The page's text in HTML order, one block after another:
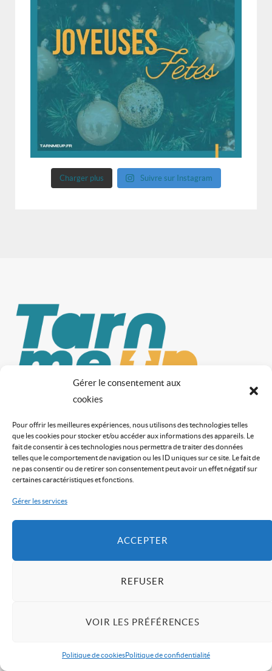
Gérer le consentement aux
cookies
Pour offrir les meilleures expériences, nous utilisons des technologies telles
que les cookies pour stocker et/ou accéder aux informations des appareils. Le
fait de consentir à ces technologies nous permettra de traiter des données
telles que le comportement de navigation ou les ID uniques sur ce site. Le fait de
ne pas consentir ou de retirer son consentement peut avoir un effet négatif sur
certaines caractéristiques et fonctions.
Gérer les services
ACCEPTER
REFUSER
VOIR LES PRÉFÉRENCES
Politique de cookiesPolitique de confidentialité
Charger plus Suivre sur Instagram
A propos
« Tarn Me Up »
en priorité, le format court avec une
promesse : celle d’ être précis, concis, attractif et percutant.
réveiller votre curiosité.